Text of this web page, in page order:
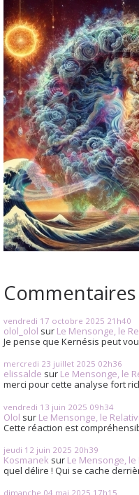
vendredi 17 octobre 2025 21h40
olol_olol sur Le Mensonge, le
Je pense que Kernésis peut
mercredi 23 juillet 2025 02h36
elissalde sur Le Mensonge, le
merci pour cette analyse fort
vendredi 13 juin 2025 09h34
Olol sur Le Mensonge, le
Cette réaction est
jeudi 12 juin 2025 20h39
Kosmanek sur Le Mensonge,
quel délire ! Qui se cache
dimanche 04 mai 2025 17h15